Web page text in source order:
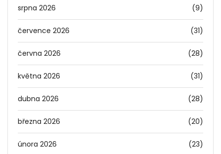
srpna 2026 (9)
července 2026 (31)
června 2026 (28)
května 2026 (31)
dubna 2026 (28)
března 2026 (20)
února 2026 (23)